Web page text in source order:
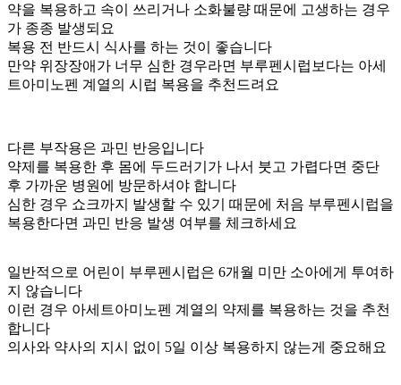
약을 복용하고 속이 쓰리거나 소화불량 때문에 고생하는 경우
가 종종 발생되요
복용 전 반드시 식사를 하는 것이 좋습니다
만약 위장장애가 너무 심한 경우라면 부루펜시럽보다는 아세
트아미노펜 계열의 시럽 복용을 추천드려요
다른 부작용은 과민 반응입니다
약제를 복용한 후 몸에 두드러기가 나서 붓고 가렵다면 중단
후 가까운 병원에 방문하셔야 합니다
심한 경우 쇼크까지 발생할 수 있기 때문에 처음 부루펜시럽을
복용한다면 과민 반응 발생 여부를 체크하세요
일반적으로 어린이 부루펜시럽은 6개월 미만 소아에게 투여하
지 않습니다
이런 경우 아세트아미노펜 계열의 약제를 복용하는 것을 추천
합니다
의사와 약사의 지시 없이 5일 이상 복용하지 않는게 중요해요